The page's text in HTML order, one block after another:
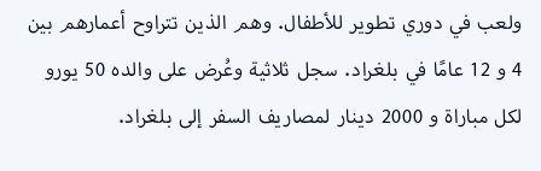
ولعب في دوري تطوير للأطفال. وهم الذين تتراوح أعمارهم بين
4 و 12 عامًا في بلغراد. سجل ثلاثية وعُرض على والده 50 يورو
لكل مباراة و 2000 دينار لمصاريف السفر إلى بلغراد.